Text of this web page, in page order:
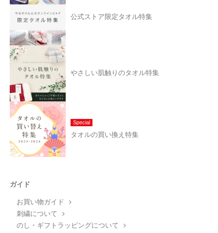
公式ストア限定タオル特集
やさしい肌触りのタオル特集
Special
タオルの買い換え特集
ガイド
お買い物ガイド
刺繍について
のし・ギフトラッピングについて